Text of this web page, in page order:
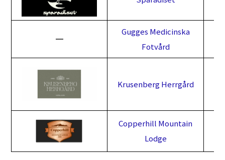
━
Gugges Medicinska
Fotvård
Krusenberg Herrgård
Copperhill Mountain
Lodge